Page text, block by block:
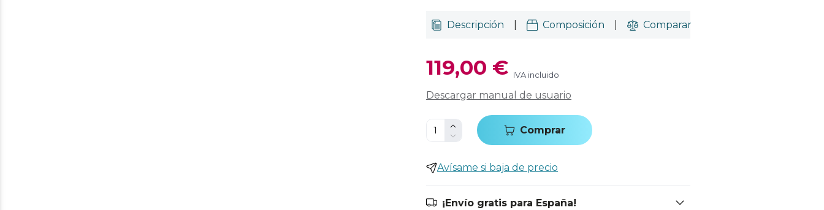
Descripción Composición Comparar
119,00 € IVA incluido
Descargar manual de usuario
Comprar
Avísame si baja de precio
¡Envío gratis para España!